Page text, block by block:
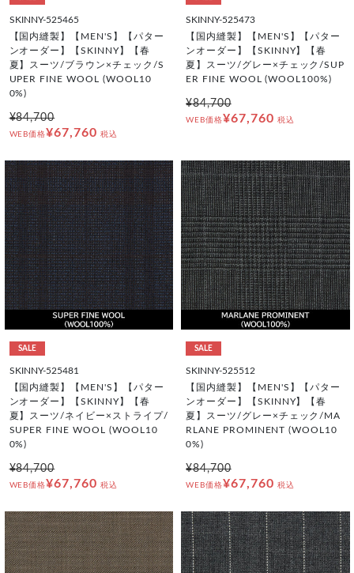
SKINNY-525465
【国内縫製】【MEN'S】【パター
ンオーダー】【SKINNY】【春
夏】スーツ/ブラウン×チェック/S
UPER FINE WOOL (WOOL10
0%)
¥84,700
WEB価格¥67,760 税込
SKINNY-525473
【国内縫製】【MEN'S】【パター
ンオーダー】【SKINNY】【春
夏】スーツ/グレー×チェック/SUP
ER FINE WOOL (WOOL100%)
¥84,700
WEB価格¥67,760 税込
SALE
SKINNY-525481
【国内縫製】【MEN'S】【パター
ンオーダー】【SKINNY】【春
夏】スーツ/ネイビー×ストライプ/
SUPER FINE WOOL (WOOL10
0%)
¥84,700
WEB価格¥67,760 税込
SALE
SKINNY-525512
【国内縫製】【MEN'S】【パター
ンオーダー】【SKINNY】【春
夏】スーツ/グレー×チェック/MA
RLANE PROMINENT (WOOL10
0%)
¥84,700
WEB価格¥67,760 税込